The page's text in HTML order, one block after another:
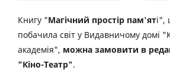
Книгу "Магічний простір пам'яті",
побачила світ у Видавничому домі
академія", можна замовити в
"Кіно-Театр".